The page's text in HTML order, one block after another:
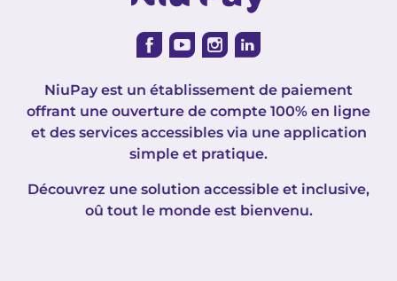
NiuPay est un établissement de paiement
offrant une ouverture de compte 100% en ligne
et des services accessibles via une application
simple et pratique.
Découvrez une solution accessible et inclusive,
oû tout le monde est bienvenu.